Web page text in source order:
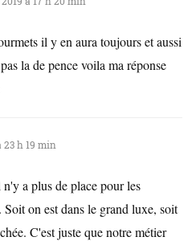
il y en aura toujours et aussi
la de pence voila ma réponse
23 h 19 min
a plus de place pour les
Soit on est dans le grand luxe, soit
C'est juste que notre métier